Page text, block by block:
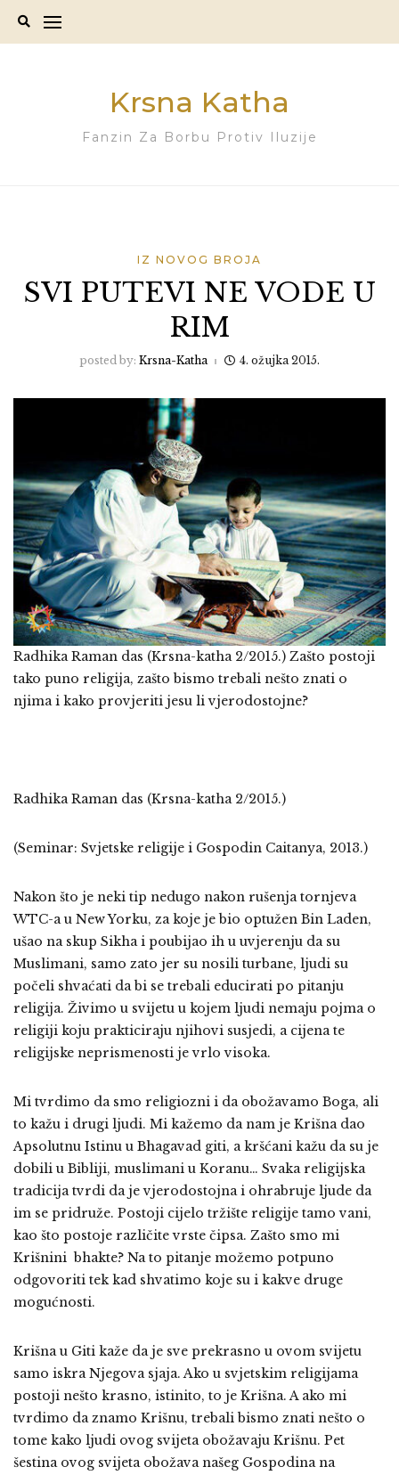
Krsna Katha
Fanzin Za Borbu Protiv Iluzije
IZ NOVOG BROJA
SVI PUTEVI NE VODE U
RIM
posted by: Krsna-Katha 4. ožujka 2015.
Radhika Raman das (Krsna-katha 2/2015.) Zašto postoji
tako puno religija, zašto bismo trebali nešto znati o
njima i kako provjeriti jesu li vjerodostojne?
Radhika Raman das (Krsna-katha 2/2015.)
(Seminar: Svjetske religije i Gospodin Caitanya, 2013.)
Nakon što je neki tip nedugo nakon rušenja tornjeva
WTC-a u New Yorku, za koje je bio optužen Bin Laden,
ušao na skup Sikha i poubijao ih u uvjerenju da su
Muslimani, samo zato jer su nosili turbane, ljudi su
počeli shvaćati da bi se trebali educirati po pitanju
religija. Živimo u svijetu u kojem ljudi nemaju pojma o
religiji koju prakticiraju njihovi susjedi, a cijena te
religijske neprismenosti je vrlo visoka.
Mi tvrdimo da smo religiozni i da obožavamo Boga, ali
to kažu i drugi ljudi. Mi kažemo da nam je Krišna dao
Apsolutnu Istinu u Bhagavad giti, a kršćani kažu da su je
dobili u Bibliji, muslimani u Koranu… Svaka religijska
tradicija tvrdi da je vjerodostojna i ohrabruje ljude da
im se pridruže. Postoji cijelo tržište religije tamo vani,
kao što postoje različite vrste čipsa. Zašto smo mi
Krišnini bhakte? Na to pitanje možemo potpuno
odgovoriti tek kad shvatimo koje su i kakve druge
mogućnosti.
Krišna u Giti kaže da je sve prekrasno u ovom svijetu
samo iskra Njegova sjaja. Ako u svjetskim religijama
postoji nešto krasno, istinito, to je Krišna. A ako mi
tvrdimo da znamo Krišnu, trebali bismo znati nešto o
tome kako ljudi ovog svijeta obožavaju Krišnu. Pet
šestina ovog svijeta obožava našeg Gospodina na